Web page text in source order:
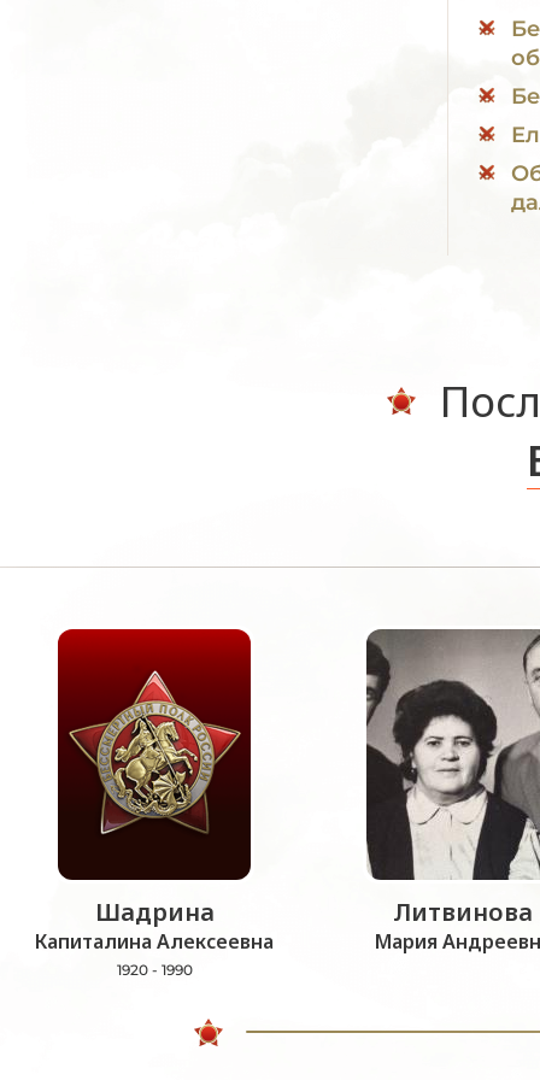
Шадрина
Капиталина Алексеевна
1920 - 1990
Литвинова
Мария